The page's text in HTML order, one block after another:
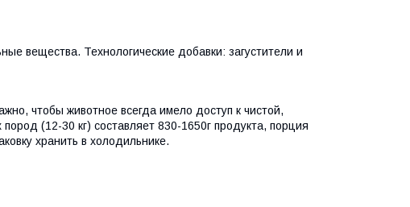
вещества. Технологические добавки: загустители и
чтобы животное всегда имело доступ к чистой,
(12-30 кг) составляет 830-1650г продукта, порция
хранить в холодильнике.